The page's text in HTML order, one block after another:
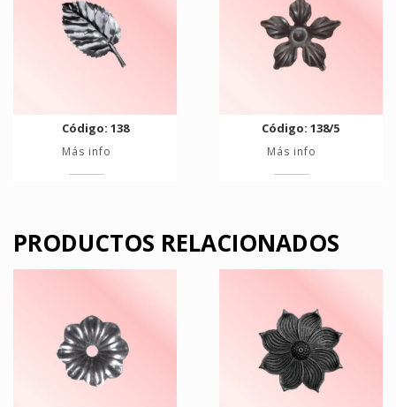
Código: 138
Más info
Código: 138/5
Más info
PRODUCTOS RELACIONADOS